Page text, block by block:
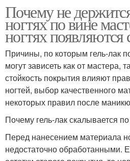
Почему не
ногтях по вине
ногтях появляются
Причины, по которым гель-лак
могут зависеть как от мастера,
стойкость покрытия влияют
ногтей, выбор качественного
некоторых правил после
Почему гель-лак скалывается
Перед нанесением материала
недостаточно обработанными.